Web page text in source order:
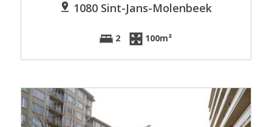
1080 Sint-Jans-Molenbeek
2 100m²